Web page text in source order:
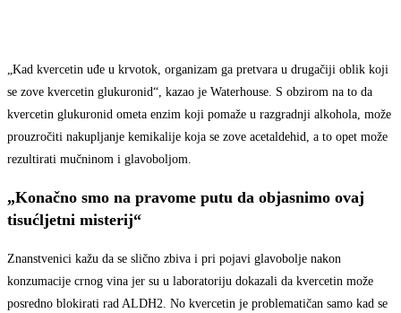
„Kad kvercetin uđe u krvotok, organizam ga pretvara u drugačiji oblik koji
se zove kvercetin glukuronid“, kazao je Waterhouse. S obzirom na to da
kvercetin glukuronid ometa enzim koji pomaže u razgradnji alkohola, može
prouzročiti nakupljanje kemikalije koja se zove acetaldehid, a to opet može
rezultirati mučninom i glavoboljom.
„Konačno smo na pravome putu da objasnimo ovaj
tisućljetni misterij“
Znanstvenici kažu da se slično zbiva i pri pojavi glavobolje nakon
konzumacije crnog vina jer su u laboratoriju dokazali da kvercetin može
posredno blokirati rad ALDH2. No kvercetin je problematičan samo kad se